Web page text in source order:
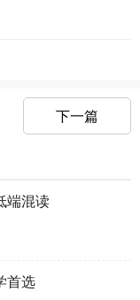
下一篇
端混读
首选